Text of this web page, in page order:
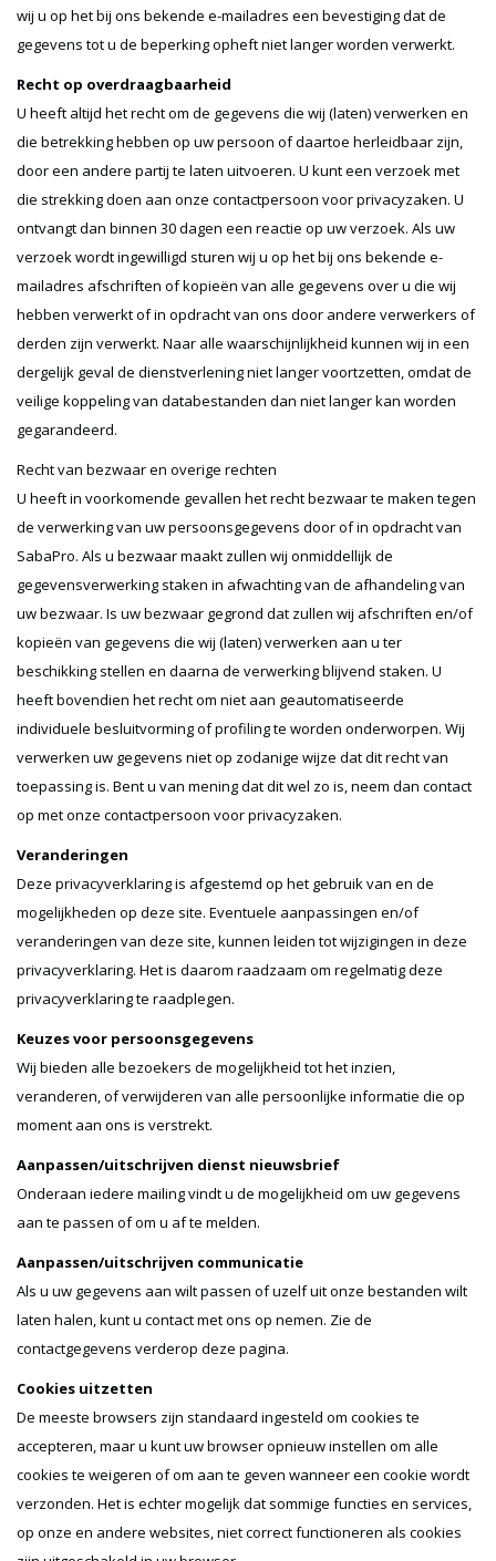
wij u op het bij ons bekende e-mailadres een bevestiging dat de
gegevens tot u de beperking opheft niet langer worden verwerkt.
Recht op overdraagbaarheid
U heeft altijd het recht om de gegevens die wij (laten) verwerken en
die betrekking hebben op uw persoon of daartoe herleidbaar zijn,
door een andere partij te laten uitvoeren. U kunt een verzoek met
die strekking doen aan onze contactpersoon voor privacyzaken. U
ontvangt dan binnen 30 dagen een reactie op uw verzoek. Als uw
verzoek wordt ingewilligd sturen wij u op het bij ons bekende e-
mailadres afschriften of kopieën van alle gegevens over u die wij
hebben verwerkt of in opdracht van ons door andere verwerkers of
derden zijn verwerkt. Naar alle waarschijnlijkheid kunnen wij in een
dergelijk geval de dienstverlening niet langer voortzetten, omdat de
veilige koppeling van databestanden dan niet langer kan worden
gegarandeerd.
Recht van bezwaar en overige rechten
U heeft in voorkomende gevallen het recht bezwaar te maken tegen
de verwerking van uw persoonsgegevens door of in opdracht van
SabaPro. Als u bezwaar maakt zullen wij onmiddellijk de
gegevensverwerking staken in afwachting van de afhandeling van
uw bezwaar. Is uw bezwaar gegrond dat zullen wij afschriften en/of
kopieën van gegevens die wij (laten) verwerken aan u ter
beschikking stellen en daarna de verwerking blijvend staken. U
heeft bovendien het recht om niet aan geautomatiseerde
individuele besluitvorming of profiling te worden onderworpen. Wij
verwerken uw gegevens niet op zodanige wijze dat dit recht van
toepassing is. Bent u van mening dat dit wel zo is, neem dan contact
op met onze contactpersoon voor privacyzaken.
Veranderingen
Deze privacyverklaring is afgestemd op het gebruik van en de
mogelijkheden op deze site. Eventuele aanpassingen en/of
veranderingen van deze site, kunnen leiden tot wijzigingen in deze
privacyverklaring. Het is daarom raadzaam om regelmatig deze
privacyverklaring te raadplegen.
Keuzes voor persoonsgegevens
Wij bieden alle bezoekers de mogelijkheid tot het inzien,
veranderen, of verwijderen van alle persoonlijke informatie die op
moment aan ons is verstrekt.
Aanpassen/uitschrijven dienst nieuwsbrief
Onderaan iedere mailing vindt u de mogelijkheid om uw gegevens
aan te passen of om u af te melden.
Aanpassen/uitschrijven communicatie
Als u uw gegevens aan wilt passen of uzelf uit onze bestanden wilt
laten halen, kunt u contact met ons op nemen. Zie de
contactgegevens verderop deze pagina.
Cookies uitzetten
De meeste browsers zijn standaard ingesteld om cookies te
accepteren, maar u kunt uw browser opnieuw instellen om alle
cookies te weigeren of om aan te geven wanneer een cookie wordt
verzonden. Het is echter mogelijk dat sommige functies en services,
op onze en andere websites, niet correct functioneren als cookies